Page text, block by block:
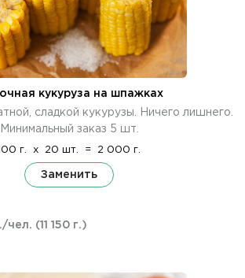
кукуруза на шпажках
сладкой кукурузы. Ничего лишнего.
Минимальный заказ 5 шт.
г. x 20 шт. = 2 000 г.
Заменить
чел. (11 150 г.)